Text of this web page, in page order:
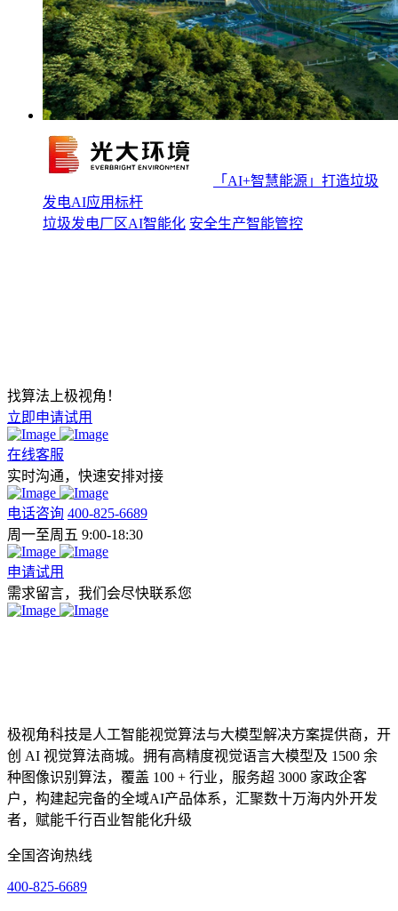
「AI+智慧能源」打造垃圾
发电AI应用标杆
垃圾发电厂区AI智能化 安全生产智能管控
找算法上极视角！
立即申请试用
在线客服
实时沟通，快速安排对接
电话咨询 400-825-6689
周一至周五 9:00-18:30
申请试用
需求留言，我们会尽快联系您
极视角科技是人工智能视觉算法与大模型解决方案提供商，开
创 AI 视觉算法商城。拥有高精度视觉语言大模型及 1500 余
种图像识别算法，覆盖 100 + 行业，服务超 3000 家政企客
户，构建起完备的全域AI产品体系，汇聚数十万海内外开发
者，赋能千行百业智能化升级
全国咨询热线
400-825-6689